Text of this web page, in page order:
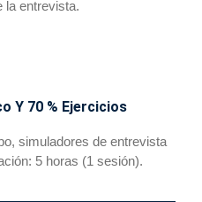
la entrevista.
Y 70 % Ejercicios
simuladores de entrevista
5 horas (1 sesión).